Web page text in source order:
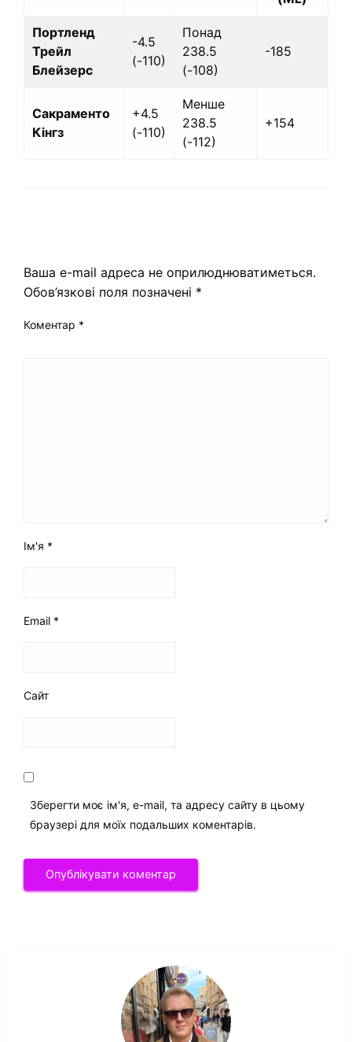
Портленд
Трейл
Блейзерс
-4.5
(-110)
Понад
238.5
(-108)
-185
Сакраменто
Кінгз
+4.5
(-110)
Менше
238.5
(-112)
+154
Ваша e-mail адреса не оприлюднюватиметься.
Обов’язкові поля позначені *
Коментар *
Ім'я *
Email *
Сайт
Зберегти моє ім'я, e-mail, та адресу сайту в цьому
браузері для моїх подальших коментарів.